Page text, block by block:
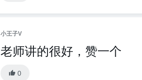
小王子V
老师讲的很好，赞一个
0